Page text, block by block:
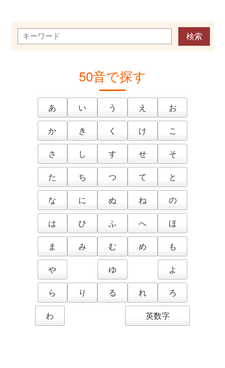
50音で探す
あ い う え
お
か
き く け
こ
さ
し す せ
そ
た
ち つ て
と
な
に ぬ ね
の
は
ひ ふ へ
ほ
ま
み む め
も
や
ゆ
よ
ら
り る れ
ろ
わ
英数字